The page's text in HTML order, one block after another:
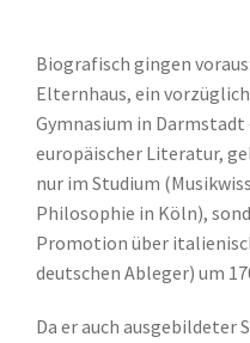
Biografisch gingen
Elternhaus, ein
Gymnasium in Darmstadt
europäischer Literatur,
nur im Studium
Philosophie in Köln),
Promotion über
deutschen Ableger) um
Da er auch ausgebildeter